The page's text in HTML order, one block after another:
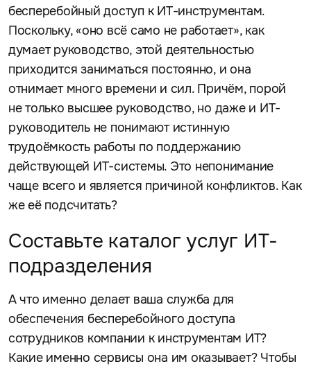
бесперебойный доступ к ИТ-инструментам.
Поскольку, «оно всё само не работает», как
думает руководство, этой деятельностью
приходится заниматься постоянно, и она
отнимает много времени и сил. Причём, порой
не только высшее руководство, но даже и ИТ-
руководитель не понимают истинную
трудоёмкость работы по поддержанию
действующей ИТ-системы. Это непонимание
чаще всего и является причиной конфликтов. Как
же её подсчитать?
Составьте каталог услуг ИТ-
подразделения
А что именно делает ваша служба для
обеспечения бесперебойного доступа
сотрудников компании к инструментам ИТ?
Какие именно сервисы она им оказывает? Чтобы